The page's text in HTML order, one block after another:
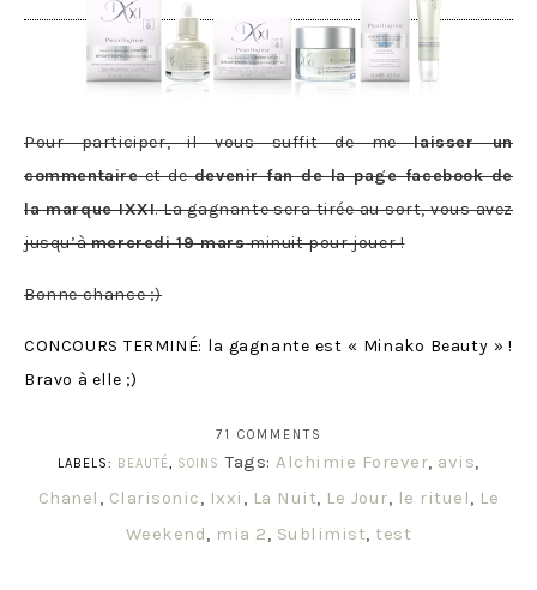
Pour participer, il vous suffit de melaisser un
commentaireet dedevenir fan de la page facebook de
la marque IXXI. La gagnante sera tirée au sort, vous avez
jusqu’àmercredi 19 marsminuit pour jouer !
Bonne chance ;)
CONCOURS TERMINÉ: la gagnante est « Minako Beauty » !
Bravo à elle ;)
71 COMMENTS
LABELS: BEAUTÉ, SOINS Tags:Alchimie Forever, avis,
Chanel , Clarisonic, Ixxi , La Nuit, Le Jour, le rituel, Le
Weekend, mia 2, Sublimist,test